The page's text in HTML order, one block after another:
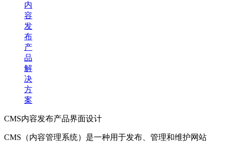
内
容
发
布
产
品
解
决
方
案
CMS内容发布产品界面设计
CMS（内容管理系统）是一种用于发布、管理和维护网站